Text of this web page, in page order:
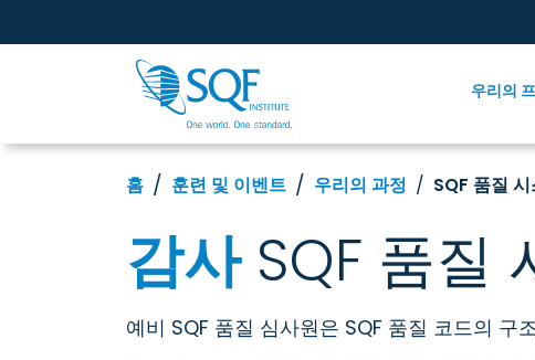
우리의
홈 훈련 및 이벤트 우리의 과정 SQF 품질
감사SQF 품질
예비 SQF 품질 심사원은 SQF 품질 코드의 구